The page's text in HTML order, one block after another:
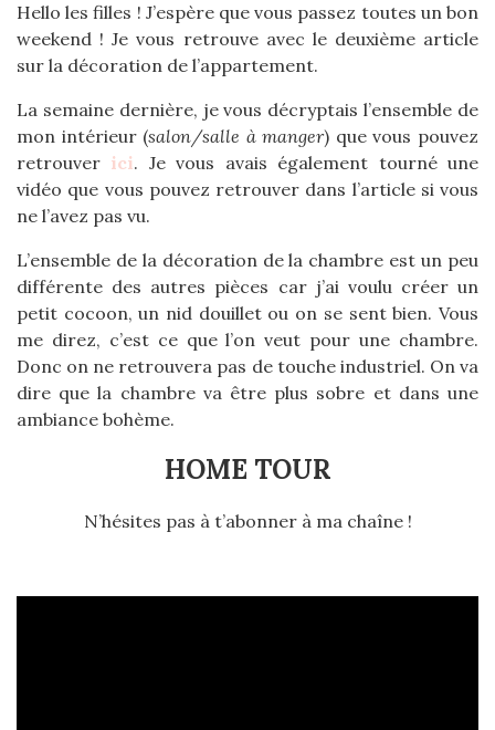
Hello les filles ! J’espère que vous passez toutes un bon
weekend ! Je vous retrouve avec le deuxième article
sur la décoration de l’appartement.
La semaine dernière, je vous décryptais l’ensemble de
mon intérieur (salon/salle à manger) que vous pouvez
retrouver ici. Je vous avais également tourné une
vidéo que vous pouvez retrouver dans l’article si vous
ne l’avez pas vu.
L’ensemble de la décoration de la chambre est un peu
différente des autres pièces car j’ai voulu créer un
petit cocoon, un nid douillet ou on se sent bien. Vous
me direz, c’est ce que l’on veut pour une chambre.
Donc on ne retrouvera pas de touche industriel. On va
dire que la chambre va être plus sobre et dans une
ambiance bohème.
HOME TOUR
N’hésites pas à t’abonner à ma chaîne !